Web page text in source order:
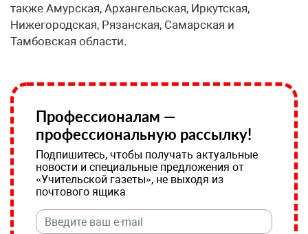
также Амурская, Архангельская, Иркутская,
Нижегородская, Рязанская, Самарская и
Тамбовская области.
Профессионалам —
профессиональную рассылку!
Подпишитесь, чтобы получать актуальные
новости и специальные предложения от
«Учительской газеты», не выходя из
почтового ящика